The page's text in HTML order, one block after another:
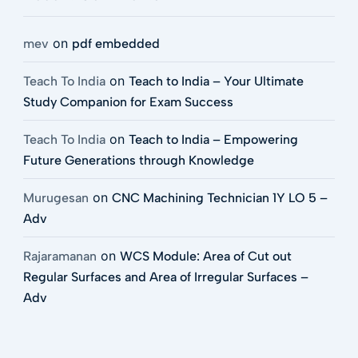
mev on pdf embedded
Teach To Indiaon Teach to India – Your Ultimate
Study Companion for Exam Success
Teach To Indiaon Teach to India – Empowering
Future Generations through Knowledge
Murugesan on CNC Machining Technician 1Y LO 5 –
Adv
Rajaramanan on WCS Module: Area of Cut out
Regular Surfaces and Area of Irregular Surfaces –
Adv